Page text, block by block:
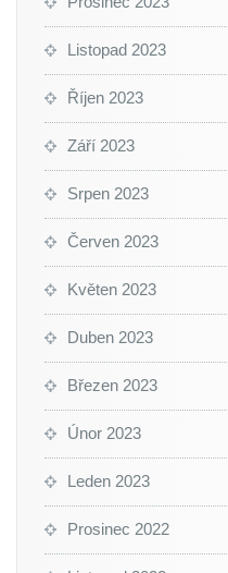
Listopad 2023
Říjen 2023
Září 2023
Srpen 2023
Červen 2023
Květen 2023
Duben 2023
Březen 2023
Únor 2023
Leden 2023
Prosinec 2022